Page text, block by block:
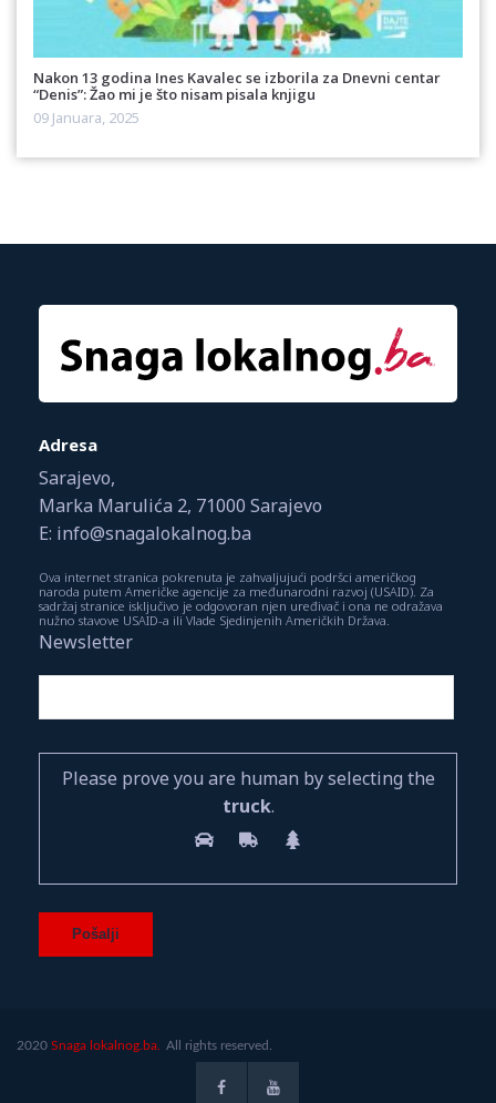
Nakon 13 godina Ines Kavalec se izborila za Dnevni centar
“Denis”: Žao mi je što nisam pisala knjigu
09 Januara, 2025
Adresa
Sarajevo,
Marka Marulića 2, 71000 Sarajevo
E: info@snagalokalnog.ba
Ova internet stranica pokrenuta je zahvaljujući podršci američkog
naroda putem Američke agencije za međunarodni razvoj (USAID). Za
sadržaj stranice isključivo je odgovoran njen uređivač i ona ne odražava
nužno stavove USAID-a ili Vlade Sjedinjenih Američkih Država.
Newsletter
Please prove you are human by selecting the
truck.
2020 Snaga lokalnog.ba. All rights reserved.